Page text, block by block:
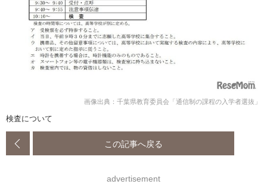
画像出典：千葉県教育委員会「通信制の課程の入学者選抜」
検査について
この記事へ戻る
advertisement